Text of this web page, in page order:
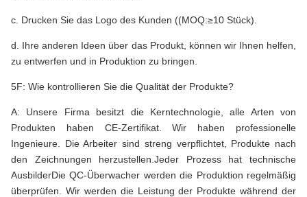
c. Drucken Sie das Logo des Kunden ((MOQ:≥10 Stück).
d. Ihre anderen Ideen über das Produkt, können wir Ihnen helfen,
zu entwerfen und in Produktion zu bringen.
5F: Wie kontrollieren Sie die Qualität der Produkte?
A: Unsere Firma besitzt die Kerntechnologie, alle Arten von
Produkten haben CE-Zertifikat. Wir haben professionelle
Ingenieure. Die Arbeiter sind streng verpflichtet, Produkte nach
den Zeichnungen herzustellen.Jeder Prozess hat technische
AusbilderDie QC-Überwacher werden die Produktion regelmäßig
überprüfen. Wir werden die Leistung der Produkte während der